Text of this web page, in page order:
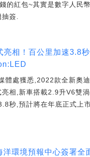
的紅包~其實是數字人民
簽.
亮相！百公里加速3.8
體處獲悉,2022款全新奧迪
相,新車搭載2.9升V6雙
秒,預計將在年底正式上
洋環境預報中心簽署全